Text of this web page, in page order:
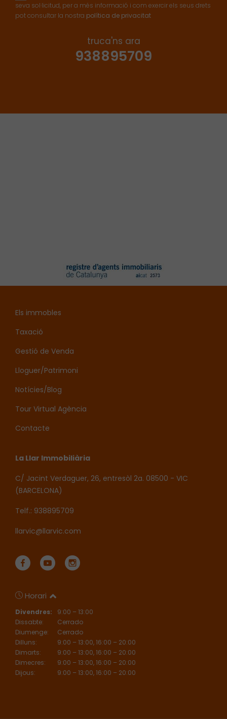
seva sol·licitud, per a més informació i com exercir els seus drets
pot consultar la nostra política de privacitat
truca'ns ara
938895709
Els immobles
Taxació
Gestió de Venda
Lloguer/Patrimoni
Notícies/Blog
Tour Virtual Agència
Contacte
La Llar Immobiliària
C/ Jacint Verdaguer, 26, entresòl 2a. 08500 - VIC
(BARCELONA)
Telf.: 938895709
llarvic@llarvic.com
Horari
Divendres:
9:00 – 13:00
Dissabte:
Cerrado
Diumenge:
Cerrado
Dilluns:
9:00 – 13:00, 16:00 – 20:00
Dimarts:
9:00 – 13:00, 16:00 – 20:00
Dimecres:
9:00 – 13:00, 16:00 – 20:00
Dijous:
9:00 – 13:00, 16:00 – 20:00